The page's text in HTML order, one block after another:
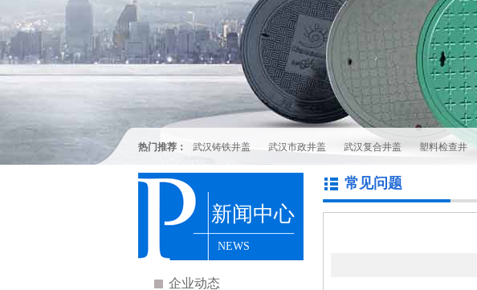
热门推荐： 武汉铸铁井盖 武汉市政井盖 武汉复合井盖 塑料检查井
新闻中心
NEWS
企业动态
常见问题